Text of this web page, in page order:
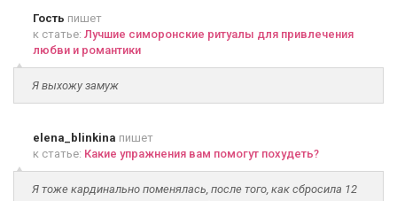
Гость пишет
к статье: Лучшие симоронские ритуалы для привлечения
любви и романтики
Я выхожу замуж
elena_blinkina пишет
к статье: Какие упражнения вам помогут похудеть?
Я тоже кардинально поменялась, после того, как сбросила 12